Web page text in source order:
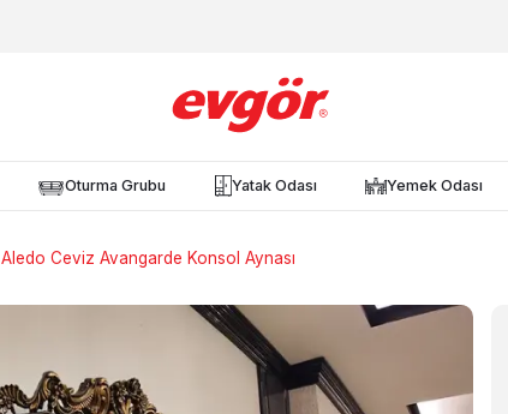
Oturma Grubu Yatak Odası Yemek Odası
Aledo Ceviz Avangarde Konsol Aynası